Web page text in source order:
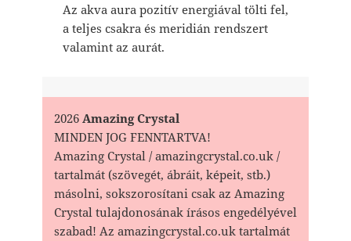
Az akva aura pozitív energiával tölti fel,
a teljes csakra és meridián rendszert
valamint az aurát.
2026Amazing Crystal
MINDEN JOG FENNTARTVA!
Amazing Crystal / amazingcrystal.co.uk /
tartalmát (szövegét, ábráit, képeit, stb.)
másolni, sokszorosítani csak az Amazing
Crystal tulajdonosának írásos engedélyével
szabad! Az amazingcrystal.co.uk tartalmát